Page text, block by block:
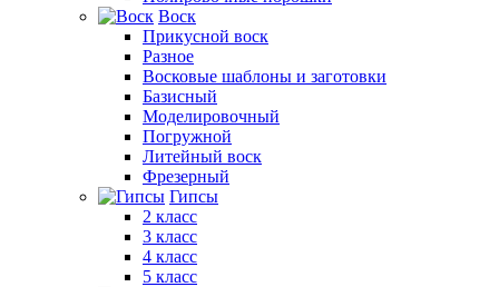
Воск
Прикусной воск
Разное
Восковые шаблоны и заготовки
Базисный
Моделировочный
Погружной
Литейный воск
Фрезерный
Гипсы
2 класс
3 класс
4 класс
5 класс